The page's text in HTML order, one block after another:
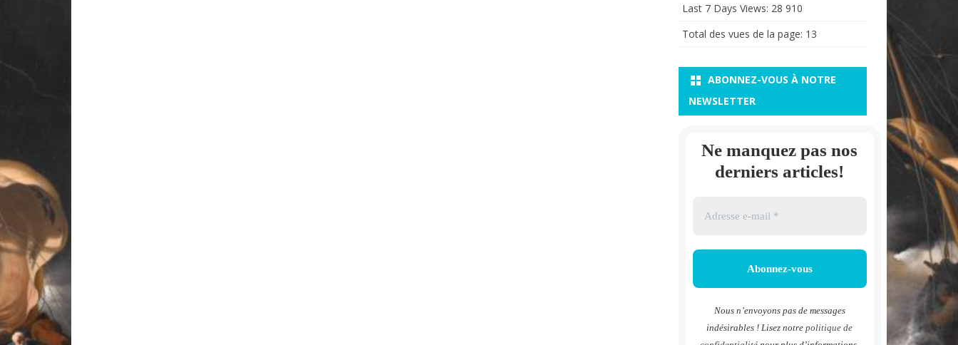
Last 7 Days Views: 28 910
Total des vues de la page: 13
ABONNEZ-VOUS À NOTRE
NEWSLETTER
Ne manquez pas nos
derniers articles!
Nous n’envoyons pas de messages
indésirables ! Lisez notrepolitique de